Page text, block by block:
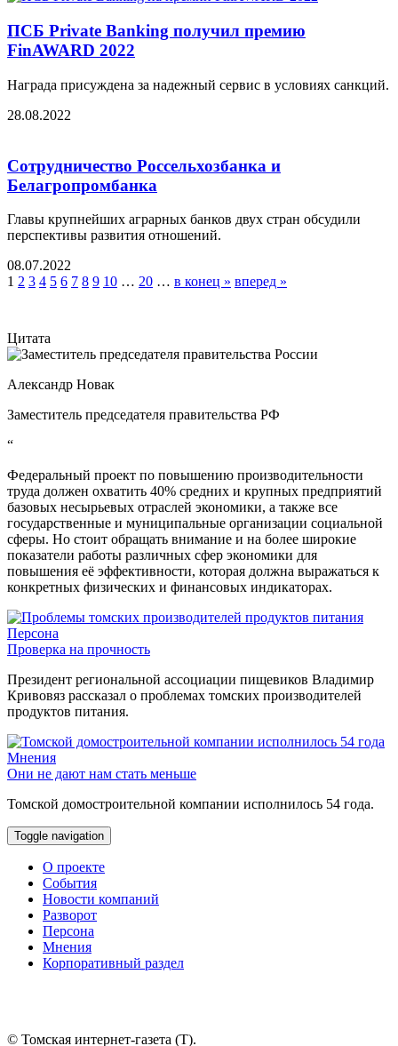
ПСБ Private Banking получил премию
FinAWARD 2022
Награда присуждена за надежный сервис в условиях санкций.
28.08.2022
Сотрудничество Россельхозбанка и
Белагропромбанка
Главы крупнейших аграрных банков двух стран обсудили
перспективы развития отношений.
08.07.2022
1 2 3 4 5 6 7 8 9 10 … 20 … в конец » вперед »
Цитата
Александр Новак
Заместитель председателя правительства РФ
“
Федеральный проект по повышению производительности
труда должен охватить 40% средних и крупных предприятий
базовых несырьевых отраслей экономики, а также все
государственные и муниципальные организации социальной
сферы. Но стоит обращать внимание и на более широкие
показатели работы различных сфер экономики для
повышения её эффективности, которая должна выражаться к
конкретных физических и финансовых индикаторах.
Персона
Проверка на прочность
Президент региональной ассоциации пищевиков Владимир
Кривовяз рассказал о проблемах томских производителей
продуктов питания.
Мнения
Они не дают нам стать меньше
Томской домостроительной компании исполнилось 54 года.
Toggle navigation
О проекте
События
Новости компаний
Разворот
Персона
Мнения
Корпоративный раздел
© Томская интернет-газета (Т).